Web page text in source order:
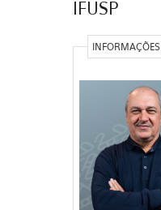
IFUSP
INFORMAÇÕES